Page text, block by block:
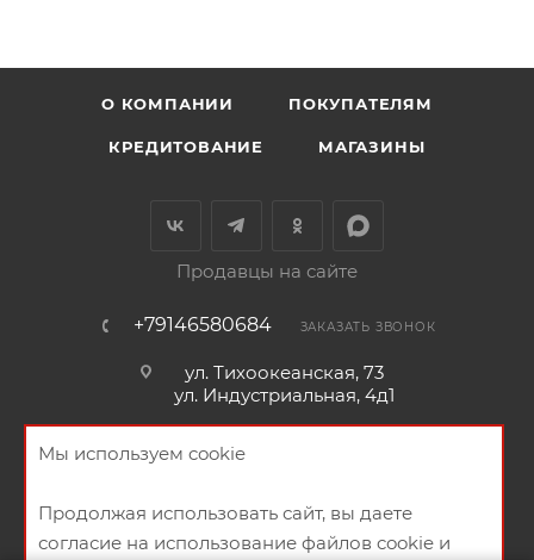
О КОМПАНИИ ПОКУПАТЕЛЯМ
КРЕДИТОВАНИЕ МАГАЗИНЫ
Продавцы на сайте
+79146580684 ЗАКАЗАТЬ ЗВОНОК
ул. Тихоокеанская, 73
ул. Индустриальная, 4д1
НАПИСАТЬ СООБЩЕНИЕ
Мы используем cookie
Продолжая использовать сайт, вы даете
согласие на использование файлов cookie и